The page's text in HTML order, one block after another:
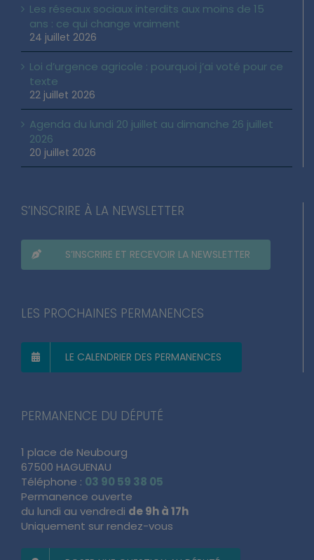
Les réseaux sociaux interdits aux moins de 15
ans : ce qui change vraiment
24 juillet 2026
Loi d’urgence agricole : pourquoi j’ai voté pour ce
texte
22 juillet 2026
Agenda du lundi 20 juillet au dimanche 26 juillet
2026
20 juillet 2026
S’INSCRIRE À LA NEWSLETTER
S’INSCRIRE ET RECEVOIR LA NEWSLETTER
LES PROCHAINES PERMANENCES
LE CALENDRIER DES PERMANENCES
PERMANENCE DU DÉPUTÉ
1 place de Neubourg
67500 HAGUENAU
Téléphone : 03 90 59 38 05
Permanence ouverte
du lundi au vendredi de 9h à 17h
Uniquement sur rendez-vous